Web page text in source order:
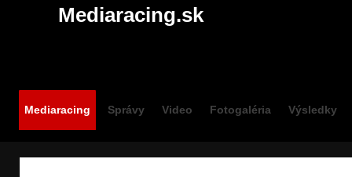
Mediaracing.sk
Mediaracing Správy Video Fotogaléria Výsledky